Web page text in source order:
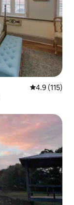
平均评分 4.9
4.9 (115)